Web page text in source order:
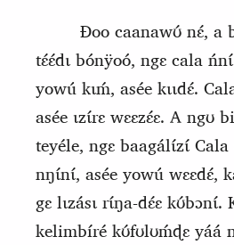
Ɖoo caanawʊ́ nɛ́, a
tɛ́ɛ́dɩ bónÿoó, ngɛ cala
yowú kɩḿ, asée kɩɩdɛ́.
asée ɩzɩ́rɛ wɛɛzɛ́ɛ. A ngʊ
teyéle, ngɛ baagálɩ́zɩ́
nŋɩ́nɩ́, asée yowú wɛɛdɛ́,
gɛ lɩzásɩ rɩ́ŋa-dɛ́ɛ
kelimbíré kʊ́fʊlʊḿɖɛ yáá